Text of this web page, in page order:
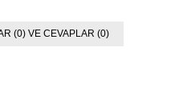
(0) VE CEVAPLAR (0)